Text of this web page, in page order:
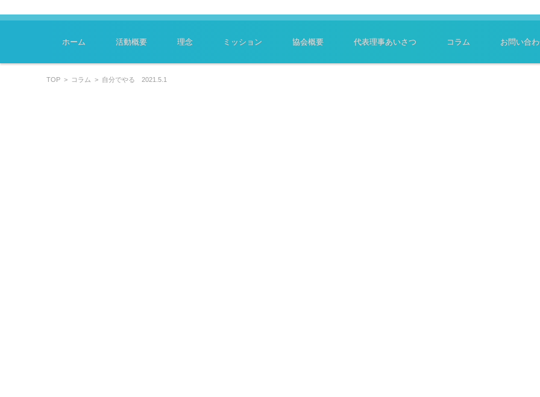
～学びはあなたのキャリアを豊かにします～
コンテンツに移動
ホーム 活動概要 理念 ミッション 協会概要 代表理事あいさつ コラム お問い合
TOP > コラム > 自分でやる 2021.5.1